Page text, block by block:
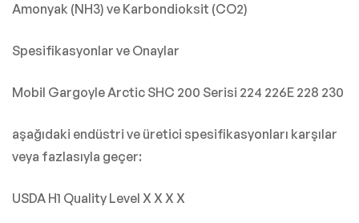
Amonyak (NH3) ve Karbondioksit (CO2)
Spesifikasyonlar ve Onaylar
Mobil Gargoyle Arctic SHC 200 Serisi 224 226E 228 230
aşağıdaki endüstri ve üretici spesifikasyonları karşılar
veya fazlasıyla geçer:
USDA H1 Quality Level X X X X